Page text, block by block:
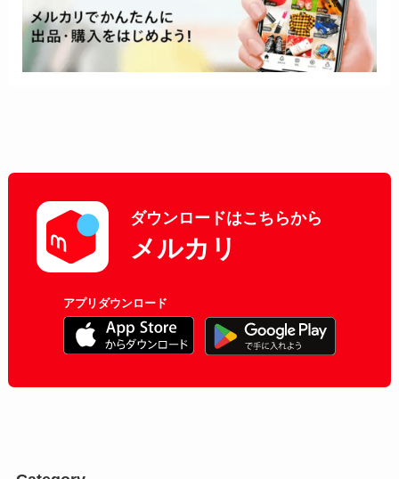
ダウンロードはこちらから
メルカリ
アプリダウンロード